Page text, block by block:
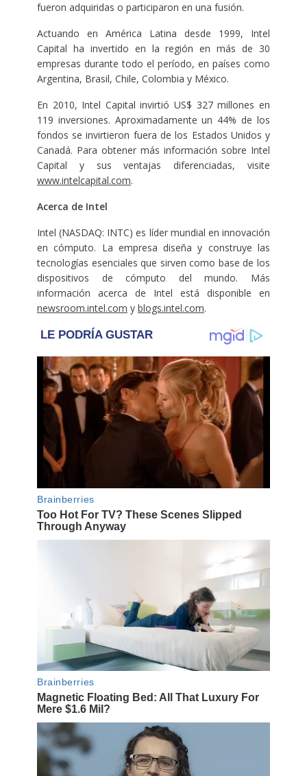
fueron adquiridas o participaron en una fusión.
Actuando en América Latina desde 1999, Intel
Capital ha invertido en la región en más de 30
empresas durante todo el período, en países como
Argentina, Brasil, Chile, Colombia y México.
En 2010, Intel Capital invirtió US$ 327 millones en
119 inversiones. Aproximadamente un 44% de los
fondos se invirtieron fuera de los Estados Unidos y
Canadá. Para obtener más información sobre Intel
Capital y sus ventajas diferenciadas, visite
www.intelcapital.com.
Acerca de Intel
Intel (NASDAQ: INTC) es líder mundial en innovación
en cómputo. La empresa diseña y construye las
tecnologías esenciales que sirven como base de los
dispositivos de cómputo del mundo. Más
información acerca de Intel está disponible en
newsroom.intel.com y blogs.intel.com.